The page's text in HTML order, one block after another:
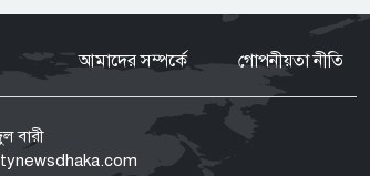
আমাদের সম্পর্কে গোপনীয়তা নীতি
বারী